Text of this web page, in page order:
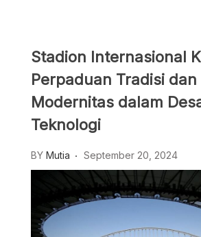
Stadion Internasional
Perpaduan Tradisi dan
Modernitas dalam
Teknologi
BY Mutia September 20, 2024